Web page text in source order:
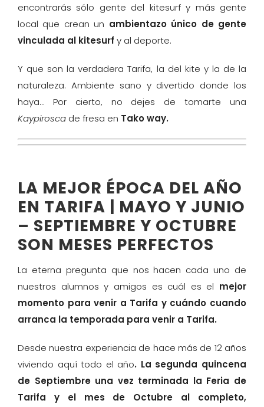
encontrarás sólo gente del kitesurf y más gente
local que crean un ambientazo único de gente
vinculada al kitesurf y al deporte.
Y que son la verdadera Tarifa, la del kite y la de la
naturaleza. Ambiente sano y divertido donde los
haya… Por cierto, no dejes de tomarte una
Kaypirosca de fresa en Tako way.
LA MEJOR ÉPOCA DEL AÑO
EN TARIFA | MAYO Y JUNIO
– SEPTIEMBRE Y OCTUBRE
SON MESES PERFECTOS
La eterna pregunta que nos hacen cada uno de
nuestros alumnos y amigos es cuál es el mejor
momento para venir a Tarifa y cuándo cuando
arranca la temporada para venir a Tarifa.
Desde nuestra experiencia de hace más de 12 años
viviendo aquí todo el año. La segunda quincena
de Septiembre una vez terminada la Feria de
Tarifa y el mes de Octubre al completo,